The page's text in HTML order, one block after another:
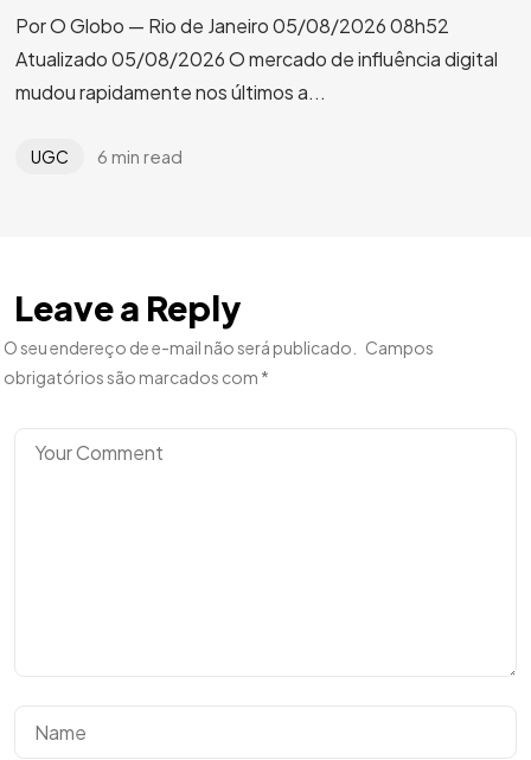
Por O Globo — Rio de Janeiro 05/08/2026 08h52
Atualizado 05/08/2026 O mercado de influência digital
mudou rapidamente nos últimos a...
UGC 6 min read
Leave a Reply
O seu endereço de e-mail não será publicado.
Campos
obrigatórios são marcados com *